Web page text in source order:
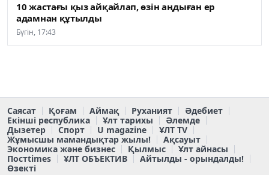
10 жастағы қыз айқайлап, өзін аңдыған ер
адамнан құтылды
Бүгін, 17:43
Саясат Қоғам Аймақ Руханият
Әдебиет
Екінші республика
Ұлт тарихы
Әлемде
Дызетер
Спорт U magazine
ҰЛТ TV
Жұмысшы мамандықтар жылы!
Ақсауыт
Экономика және бизнес
Қылмыс
Ұлт айнасы
Постtimes
ҰЛТ ОБЪЕКТИВ
Айтылды - орындалды!
Өзекті